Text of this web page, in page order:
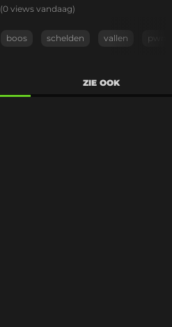
(0 views vandaag)
boos schelden vallen pwnt
ZIE OOK